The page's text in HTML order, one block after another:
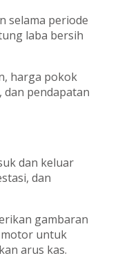
selama periode
laba bersih
harga pokok
dan pendapatan
dan keluar
dan
gambaran
untuk
arus kas.